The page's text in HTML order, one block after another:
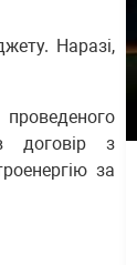
Наразі,
договір з
за